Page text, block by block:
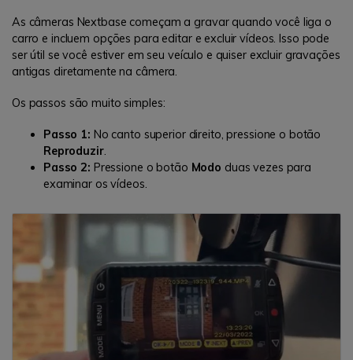
As câmeras Nextbase começam a gravar quando você liga o
carro e incluem opções para editar e excluir vídeos. Isso pode
ser útil se você estiver em seu veículo e quiser excluir gravações
antigas diretamente na câmera.
Os passos são muito simples:
Passo 1: No canto superior direito, pressione o botão
Reproduzir.
Passo 2: Pressione o botão Modo duas vezes para
examinar os vídeos.